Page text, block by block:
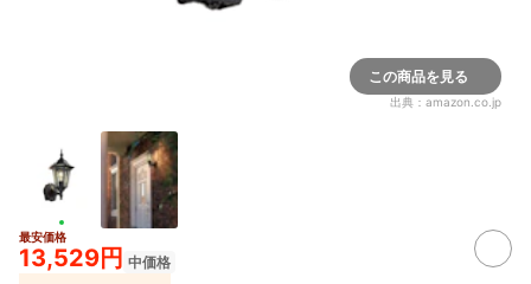
この商品を見る
出典： amazon.co.jp
最安価格
13,529円 中価格